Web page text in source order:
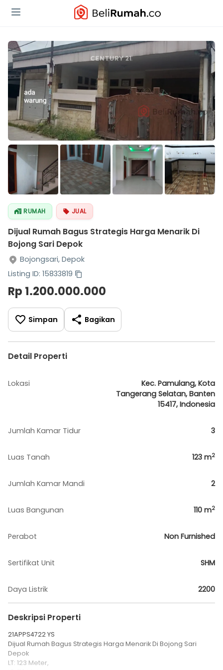
RUMAH JUAL
Dijual Rumah Bagus Strategis Harga Menarik Di
Bojong Sari Depok
Bojongsari, Depok
Listing ID: 15833819
Rp 1.200.000.000
Simpan Bagikan
Detail Properti
Lokasi
Kec. Pamulang, Kota
Tangerang Selatan, Banten
15417, Indonesia
Jumlah Kamar Tidur 3
Luas Tanah 123 m2
Jumlah Kamar Mandi 2
Luas Bangunan 110 m2
Perabot Non Furnished
Sertifikat Unit SHM
Daya Listrik 2200
Deskripsi Properti
21APPS4722 YS
Dijual Rumah Bagus Strategis Harga Menarik Di Bojong Sari
Depok
LT: 123 Meter,